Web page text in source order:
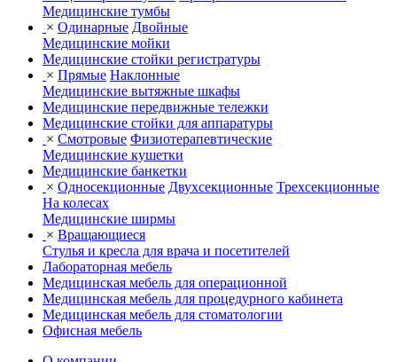
Медицинские тумбы
× Одинарные Двойные
Медицинские мойки
Медицинские стойки регистратуры
× Прямые Наклонные
Медицинские вытяжные шкафы
Медицинские передвижные тележки
Медицинские стойки для аппаратуры
× Смотровые Физиотерапевтические
Медицинские кушетки
Медицинские банкетки
× Односекционные Двухсекционные Трехсекционные
На колесах
Медицинские ширмы
× Вращающиеся
Стулья и кресла для врача и посетителей
Лабораторная мебель
Медицинская мебель для операционной
Медицинская мебель для процедурного кабинета
Медицинская мебель для стоматологии
Офисная мебель